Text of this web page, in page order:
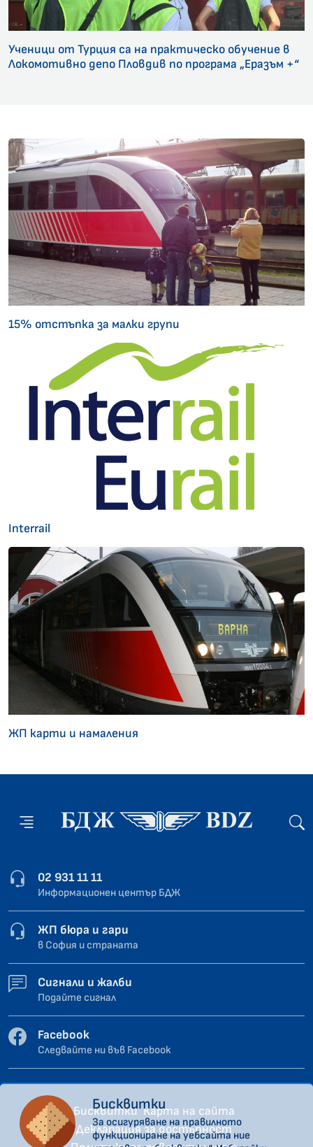
Ученици от Турция са на практическо обучение в
Локомотивно депо Пловдив по програма „Еразъм +“
15% отстъпка за малки групи
Interrail
ЖП карти и намаления
02 931 11 11
Информационен център БДЖ
ЖП бюра и гари
в София и страната
Сигнали и жалби
Подайте сигнал
Facebook
Следвайте ни във Facebook
Бисквитки Карта на сайта
Декларация за достъпност
Бисквитки
За осигуряване на правилното
функциониране на уебсайта ние